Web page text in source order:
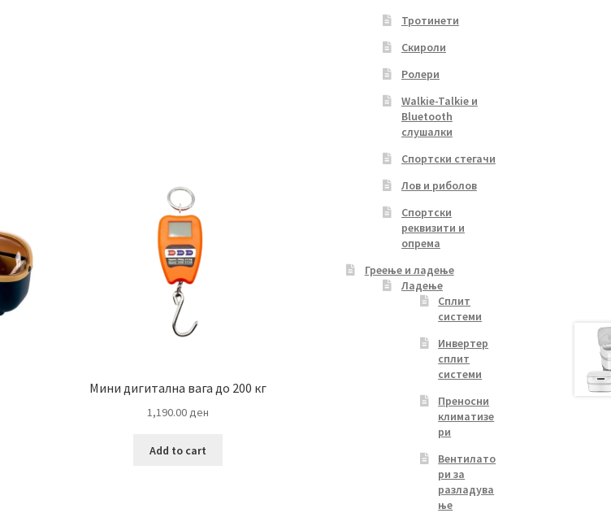
Мини дигитална вага до 200 кг
1,190.00ден
Add to cart
Тротинети
Скироли
Ролери
Walkie-Talkie и
Bluetooth
слушалки
Спортски стегачи
Лов и риболов
Спортски
реквизити и
опрема
Греење и ладење
Ладење
Сплит
системи
Инвертер
сплит
системи
Преносни
климатизе
ри
Вентилато
ри за
разладува
ње